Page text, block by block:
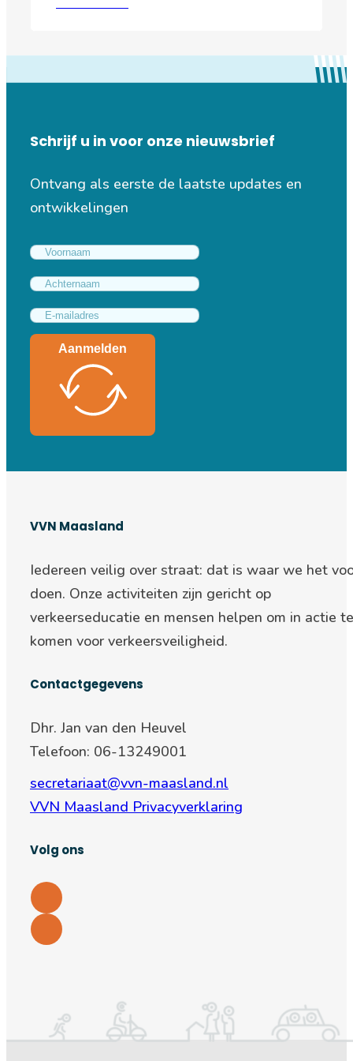
Lees verder
Schrijf u in voor onze nieuwsbrief
Ontvang als eerste de laatste updates en
ontwikkelingen
Aanmelden
VVN Maasland
Iedereen veilig over straat: dat is waar we het
doen. Onze activiteiten zijn gericht op
verkeerseducatie en mensen helpen om in actie te
komen voor verkeersveiligheid.
Contactgegevens
Dhr. Jan van den Heuvel
Telefoon: 06-13249001
secretariaat@vvn-maasland.nl
VVN Maasland Privacyverklaring
Volg ons